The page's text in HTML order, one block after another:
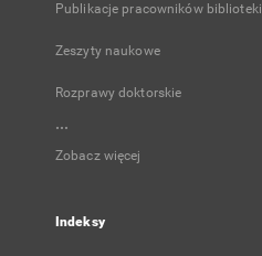
Publikacje pracowników biblioteki
Zeszyty naukowe
Rozprawy doktorskie
...
Zobacz więcej
Indeksy